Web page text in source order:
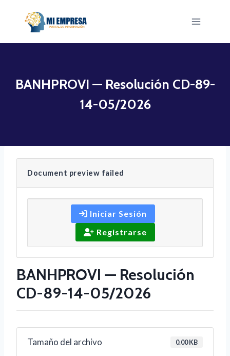
BANHPROVI — Resolución CD-89-
14-05/2026
Document preview failed
Iniciar Sesión
Registrarse
BANHPROVI — Resolución
CD-89-14-05/2026
Tamaño del archivo 0.00 KB